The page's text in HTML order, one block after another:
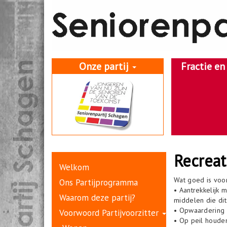
Onze partij Fractie
Welkom
Ons Partijprogramma
Waarom deze partij?
Voorwoord Partijvoorzitter
Wat goed is
• Aantrekkelijk
middelen die
•
• Op peil